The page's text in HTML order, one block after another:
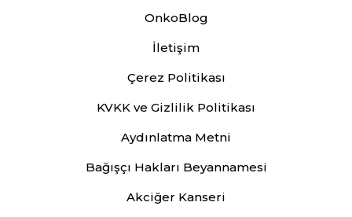
OnkoBlog
İletişim
Çerez Politikası
KVKK ve Gizlilik Politikası
Aydınlatma Metni
Bağışçı Hakları Beyannamesi
Akciğer Kanseri